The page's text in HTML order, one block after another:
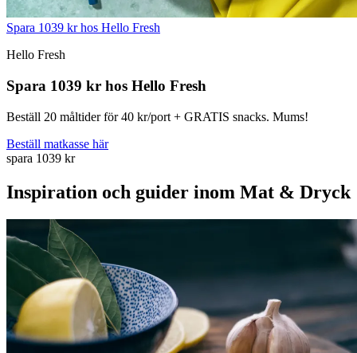
Spara 1039 kr hos Hello Fresh
Hello Fresh
Spara 1039 kr hos Hello Fresh
Beställ 20 måltider för 40 kr/port + GRATIS snacks. Mums!
Beställ matkasse här
spara 1039 kr
Inspiration och guider inom Mat & Dryck